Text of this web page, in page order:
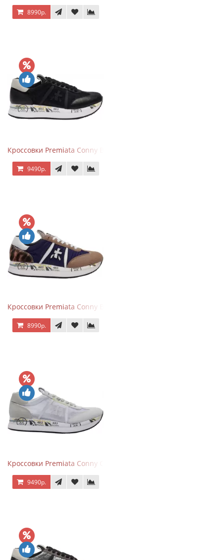
8990р.
Кроссовки Premiata Conny Black
9490р.
Кроссовки Premiata Conny Blue Brown
8990р.
Кроссовки Premiata Conny Combi Grey
9490р.